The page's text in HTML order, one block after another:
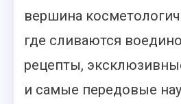
вершина
где сливаются
рецепты,
и самые передовые